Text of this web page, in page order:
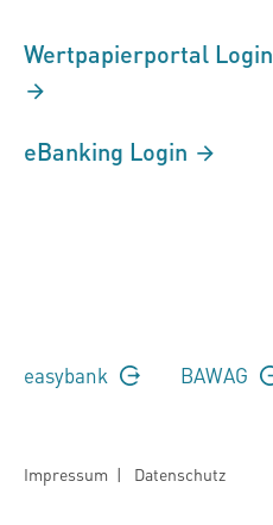
Wertpapierportal Login
eBanking Login
easybank BAWAG
Impressum | Datenschutz